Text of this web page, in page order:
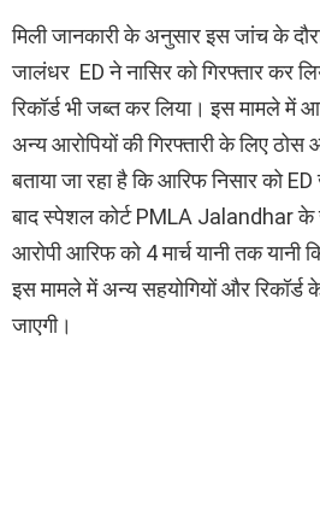
मिली जानकारी के अनुसार इस जांच के
जालंधर ED ने नासिर को गिरफ्तार कर
रिकॉर्ड भी जब्त कर लिया। इस मामले में
अन्य आरोपियों की गिरफ्तारी के लिए
बताया जा रहा है कि आरिफ निसार को
बाद स्पेशल कोर्ट PMLA Jalandhar के
आरोपी आरिफ को 4 मार्च यानी तक यानी
इस मामले में अन्य सहयोगियों और
जाएगी।